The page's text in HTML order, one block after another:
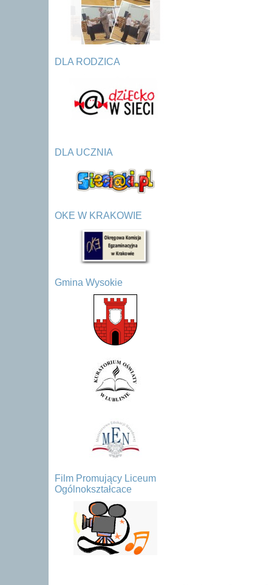
DLA RODZICA
DLA UCZNIA
OKE W KRAKOWIE
Gmina Wysokie
Film Promujący Liceum
Ogólnokształcace